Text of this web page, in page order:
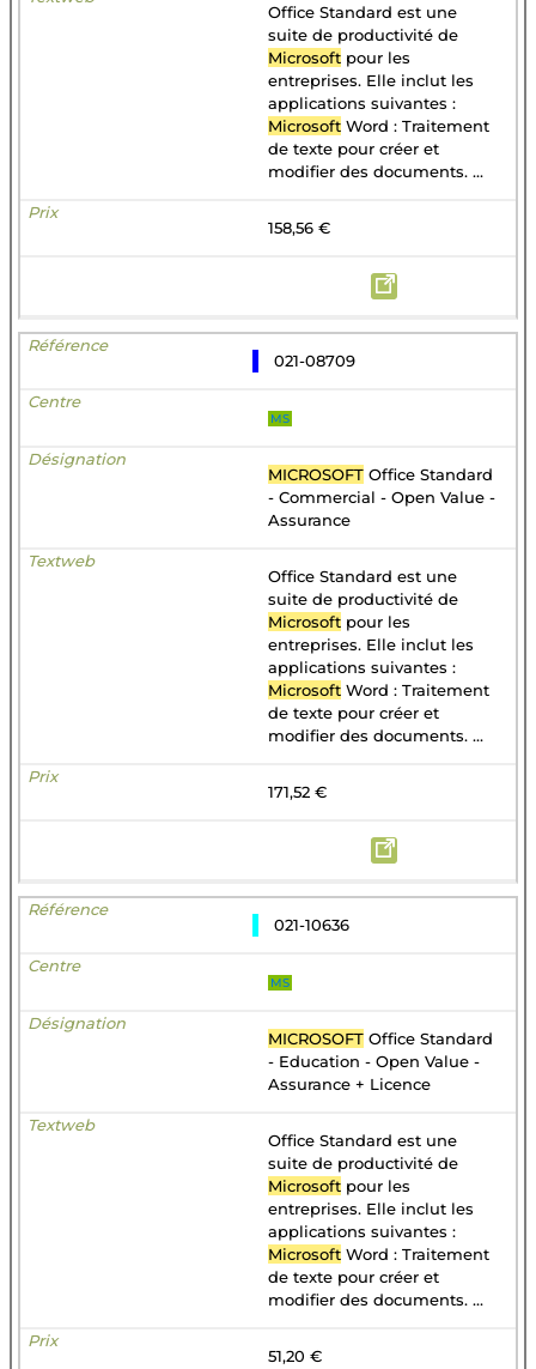
Office Standard est une
suite de productivité de
Microsoft pour les
entreprises. Elle inclut les
applications suivantes :
Microsoft Word : Traitement
de texte pour créer et
modifier des documents. ...
158,56 €
021-08709
MS
MICROSOFT Office Standard
- Commercial - Open Value -
Assurance
Office Standard est une
suite de productivité de
Microsoft pour les
entreprises. Elle inclut les
applications suivantes :
Microsoft Word : Traitement
de texte pour créer et
modifier des documents. ...
171,52 €
021-10636
MS
MICROSOFT Office Standard
- Education - Open Value -
Assurance + Licence
Office Standard est une
suite de productivité de
Microsoft pour les
entreprises. Elle inclut les
applications suivantes :
Microsoft Word : Traitement
de texte pour créer et
modifier des documents. ...
51,20 €